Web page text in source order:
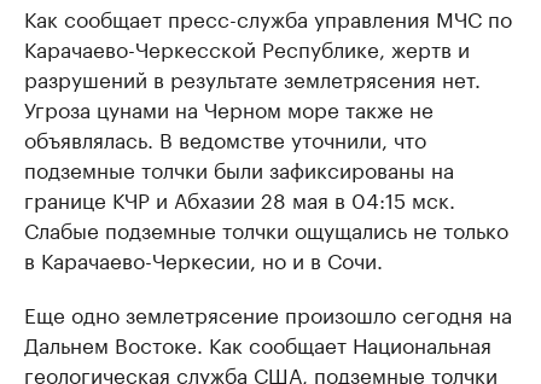
Как сообщает пресс-служба управления МЧС по
Карачаево-Черкесской Республике, жертв и
разрушений в результате землетрясения нет.
Угроза цунами на Черном море также не
объявлялась. В ведомстве уточнили, что
подземные толчки были зафиксированы на
границе КЧР и Абхазии 28 мая в 04:15 мск.
Слабые подземные толчки ощущались не только
в Карачаево-Черкесии, но и в Сочи.
Еще одно землетрясение произошло сегодня на
Дальнем Востоке. Как сообщает Национальная
геологическая служба США, подземные толчки